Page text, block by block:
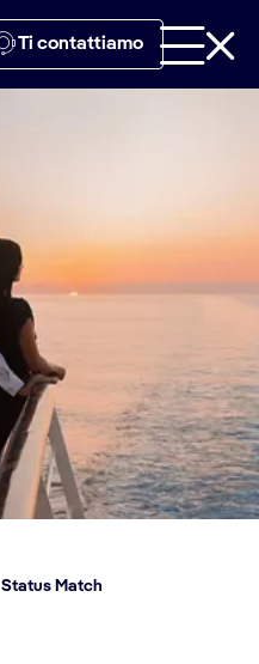
Ti contattiamo
Status Match